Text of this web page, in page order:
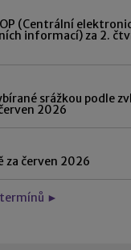
(Centrální
informací) za 2.
srážkou podle
2026
za červen 2026
termínů ►